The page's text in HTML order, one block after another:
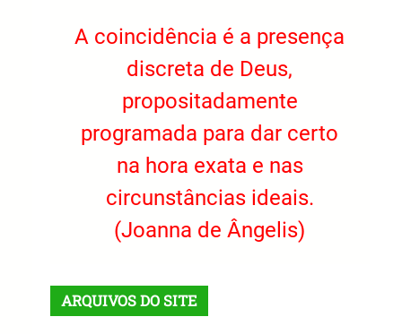
A coincidência é a presença
discreta de Deus,
propositadamente
programada para dar certo
na hora exata e nas
circunstâncias ideais.
(Joanna de Ângelis)
ARQUIVOS DO SITE